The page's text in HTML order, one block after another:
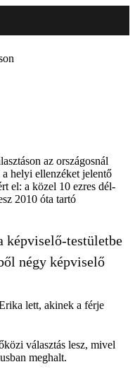
az országosnál
helyi ellenzéket jelentő
el: a közel 10 ezres dél-
2010 óta tartó
képviselő-testületbe
négy képviselő
lett, akinek a férje
választás lesz, mivel
meghalt.